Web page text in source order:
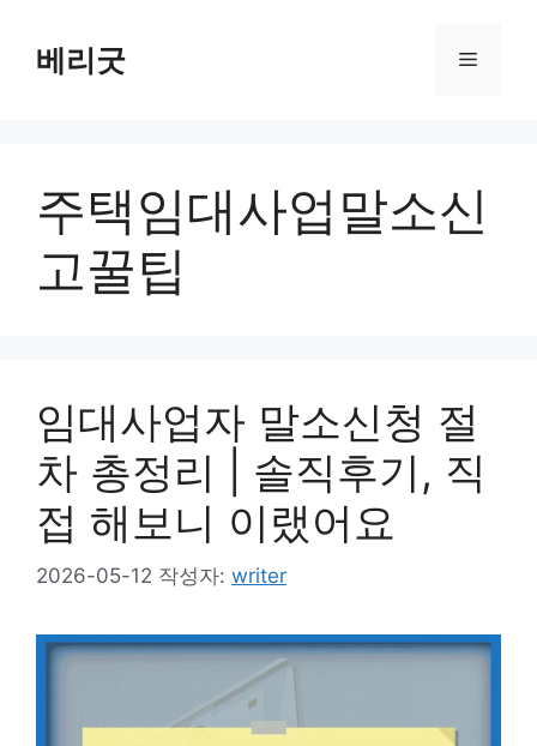
베리굿 메
주택임대사업말소신
고꿀팁
임대사업자 말소신청 절
차 총정리 | 솔직후기, 직
접 해보니 이랬어요
2026-05-12 작성자: writer